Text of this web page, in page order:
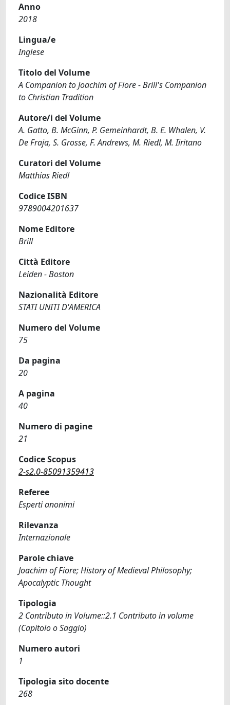
Anno
2018
Lingua/e
Inglese
Titolo del Volume
A Companion to Joachim of Fiore - Brill's Companion
to Christian Tradition
Autore/i del Volume
A. Gatto, B. McGinn, P. Gemeinhardt, B. E. Whalen, V.
De Fraja, S. Grosse, F. Andrews, M. Riedl, M. Iiritano
Curatori del Volume
Matthias Riedl
Codice ISBN
9789004201637
Nome Editore
Brill
Città Editore
Leiden - Boston
Nazionalità Editore
STATI UNITI D'AMERICA
Numero del Volume
75
Da pagina
20
A pagina
40
Numero di pagine
21
Codice Scopus
2-s2.0-85091359413
Referee
Esperti anonimi
Rilevanza
Internazionale
Parole chiave
Joachim of Fiore; History of Medieval Philosophy;
Apocalyptic Thought
Tipologia
2 Contributo in Volume::2.1 Contributo in volume
(Capitolo o Saggio)
Numero autori
1
Tipologia sito docente
268